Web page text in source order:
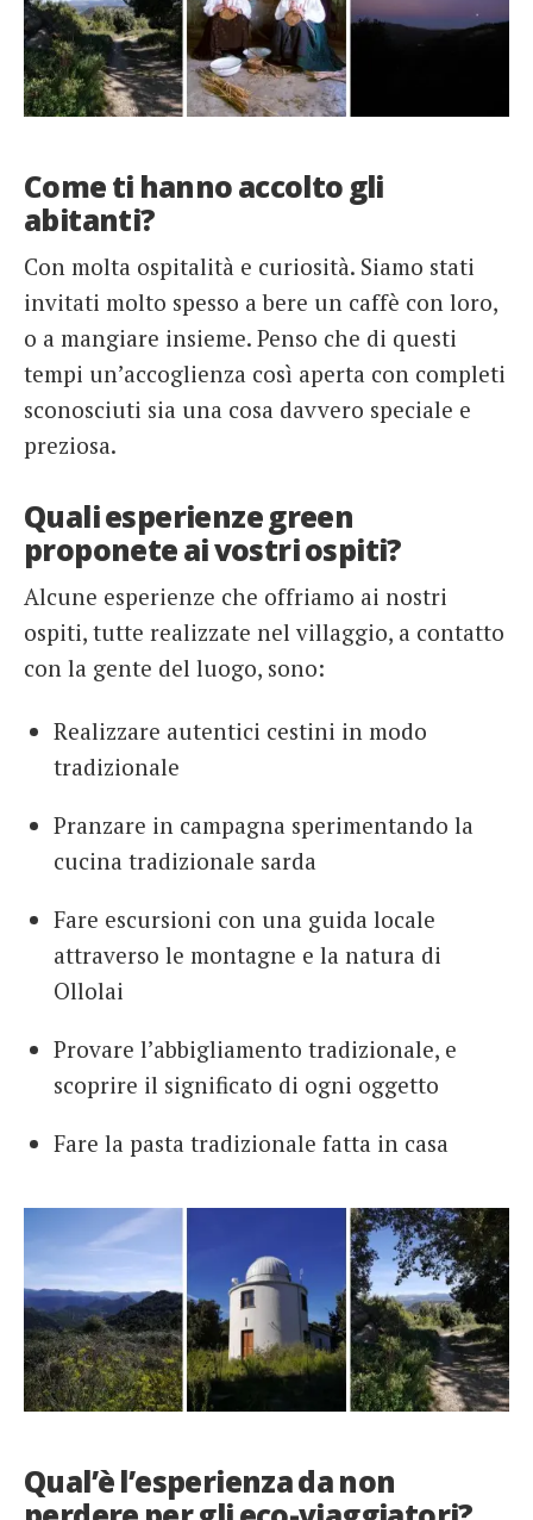
Come ti hanno accolto gli
abitanti?
Con molta ospitalità e curiosità. Siamo stati
invitati molto spesso a bere un caffè con loro,
o a mangiare insieme. Penso che di questi
tempi un’accoglienza così aperta con completi
sconosciuti sia una cosa davvero speciale e
preziosa.
Quali esperienze green
proponete ai vostri ospiti?
Alcune esperienze che offriamo ai nostri
ospiti, tutte realizzate nel villaggio, a contatto
con la gente del luogo, sono:
Realizzare autentici cestini in modo
tradizionale
Pranzare in campagna sperimentando la
cucina tradizionale sarda
Fare escursioni con una guida locale
attraverso le montagne e la natura di
Ollolai
Provare l’abbigliamento tradizionale, e
scoprire il significato di ogni oggetto
Fare la pasta tradizionale fatta in casa
Qual’è l’esperienza da non